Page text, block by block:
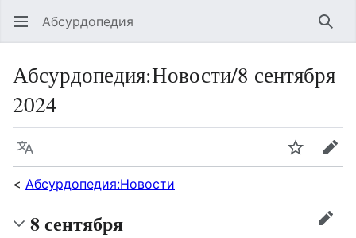
Абсурдопедия
Абсурдопедия:Новости/8 сентября
2024
Язык
< Абсурдопедия:Новости
8 сентября